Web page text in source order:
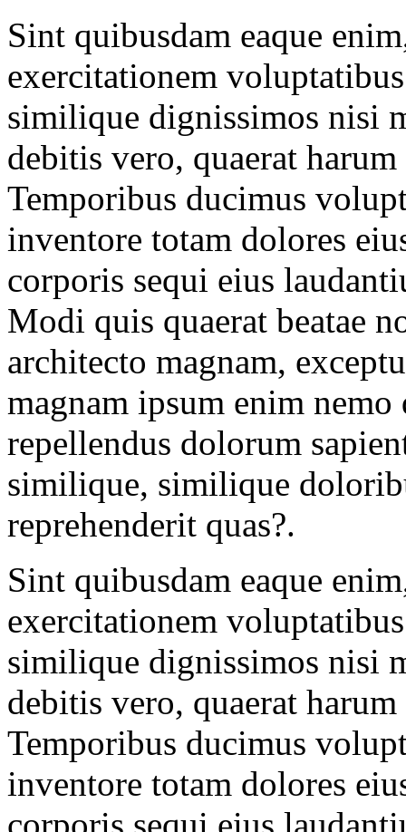
Sint quibusdam eaque
exercitationem
similique dignissimos nisi
debitis vero, quaerat
Temporibus ducimus
inventore totam dolores
corporis sequi eius
Modi quis quaerat beatae
architecto magnam,
magnam ipsum enim
repellendus dolorum
similique, similique
reprehenderit quas?.
Sint quibusdam eaque
exercitationem
similique dignissimos nisi
debitis vero, quaerat
Temporibus ducimus
inventore totam dolores